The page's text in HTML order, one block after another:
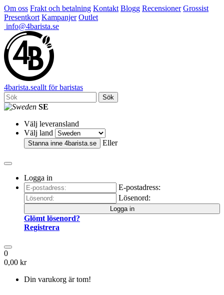
Om oss Frakt och betalning Kontakt Blogg Recensioner Grossist
Presentkort Kampanjer Outlet
info@4barista.se
4barista.seallt för baristas
Sök
SE
Välj leveransland
Välj land
Stanna inne 4barista.se Eller
Logga in
E-postadress:
Lösenord:
Logga in
Glömt lösenord?
Registrera
0
0,00 kr
Din varukorg är tom!